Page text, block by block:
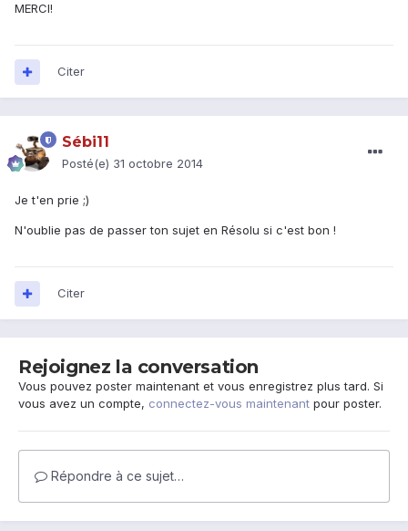
MERCI!
Citer
Sébi11
Posté(e) 31 octobre 2014
Je t'en prie ;)
N'oublie pas de passer ton sujet en Résolu si c'est bon !
Citer
Rejoignez la conversation
Vous pouvez poster maintenant et vous enregistrez plus tard. Si
vous avez un compte, connectez-vous maintenant pour poster.
Répondre à ce sujet…